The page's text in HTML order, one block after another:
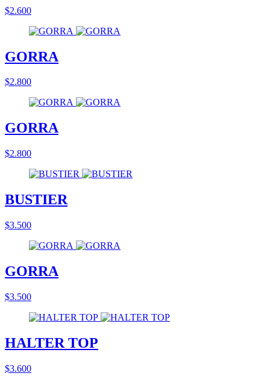
$2.600
GORRA
$2.800
GORRA
$2.800
BUSTIER
$3.500
GORRA
$3.500
HALTER TOP
$3.600